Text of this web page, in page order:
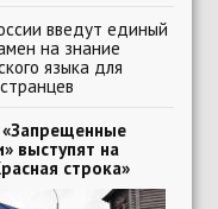
введут единый
на знание
языка для
«Запрещенные
выступят на
строка»